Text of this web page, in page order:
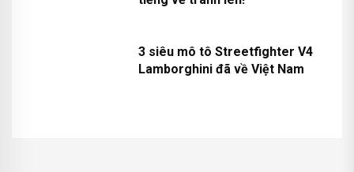
gia còn phải thuê hoạ sĩ nổi
3 siêu mô tô Streetfighter V4